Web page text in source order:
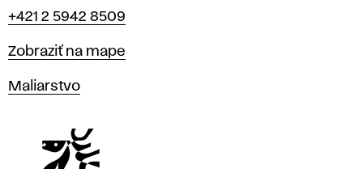
Telefón
+421 2 5942 8509
Mapa
Zobraziť na mape
Katedry
Maliarstvo